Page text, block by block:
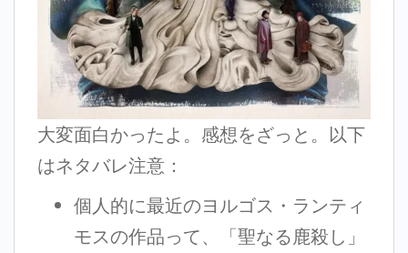
大変面白かったよ。感想をざっと。以下
はネタバレ注意：
個人的に最近のヨルゴス・ランティ
モスの作品って、「聖なる鹿殺し」